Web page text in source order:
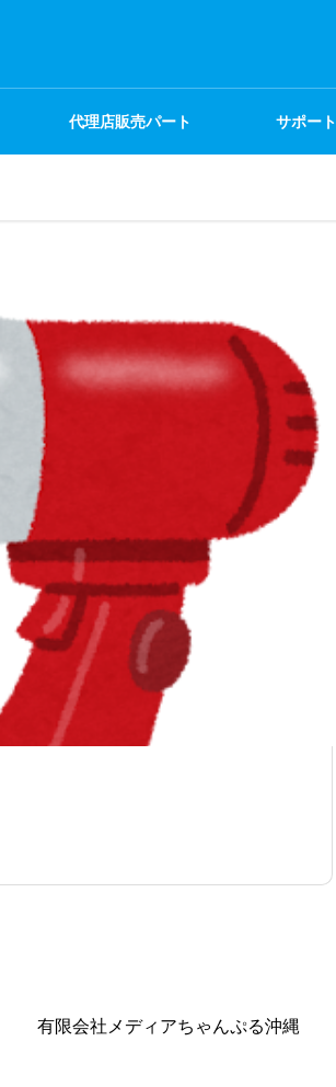
代理店販売パート サポート
有限会社メディアちゃんぷる沖縄